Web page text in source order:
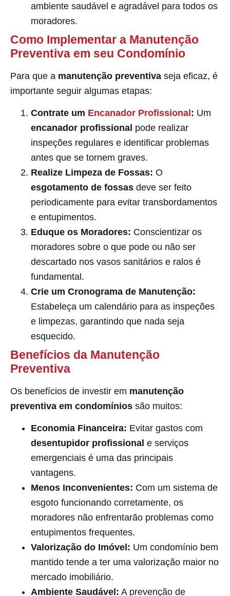
ambiente saudável e agradável para todos os
moradores.
Como Implementar a Manutenção
Preventiva em seu Condomínio
Para que a manutenção preventiva seja eficaz, é
importante seguir algumas etapas:
Contrate um Encanador Profissional: Um
encanador profissional pode realizar
inspeções regulares e identificar problemas
antes que se tornem graves.
Realize Limpeza de Fossas: O
esgotamento de fossas deve ser feito
periodicamente para evitar transbordamentos
e entupimentos.
Eduque os Moradores: Conscientizar os
moradores sobre o que pode ou não ser
descartado nos vasos sanitários e ralos é
fundamental.
Crie um Cronograma de Manutenção:
Estabeleça um calendário para as inspeções
e limpezas, garantindo que nada seja
esquecido.
Benefícios da Manutenção
Preventiva
Os benefícios de investir em manutenção
preventiva em condomínios são muitos:
Economia Financeira: Evitar gastos com
desentupidor profissional e serviços
emergenciais é uma das principais
vantagens.
Menos Inconvenientes: Com um sistema de
esgoto funcionando corretamente, os
moradores não enfrentarão problemas como
entupimentos frequentes.
Valorização do Imóvel: Um condomínio bem
mantido tende a ter uma valorização maior no
mercado imobiliário.
Ambiente Saudável: A prevenção de